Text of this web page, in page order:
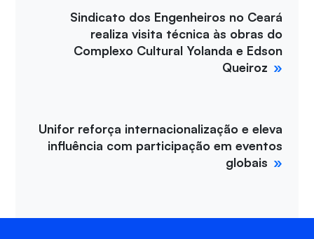
Sindicato dos Engenheiros no Ceará
realiza visita técnica às obras do
Complexo Cultural Yolanda e Edson
Queiroz
Unifor reforça internacionalização e eleva
influência com participação em eventos
globais